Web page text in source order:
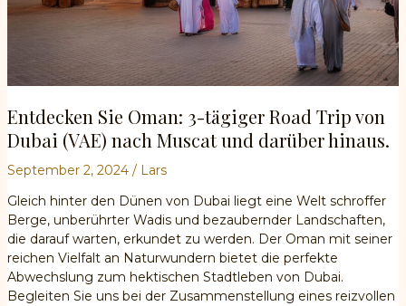
Entdecken Sie Oman: 3-tägiger Road Trip von
Dubai (VAE) nach Muscat und darüber hinaus.
September 2, 2024 / Lars
Gleich hinter den Dünen von Dubai liegt eine Welt schroffer
Berge, unberührter Wadis und bezaubernder Landschaften,
die darauf warten, erkundet zu werden. Der Oman mit seiner
reichen Vielfalt an Naturwundern bietet die perfekte
Abwechslung zum hektischen Stadtleben von Dubai.
Begleiten Sie uns bei der Zusammenstellung eines reizvollen